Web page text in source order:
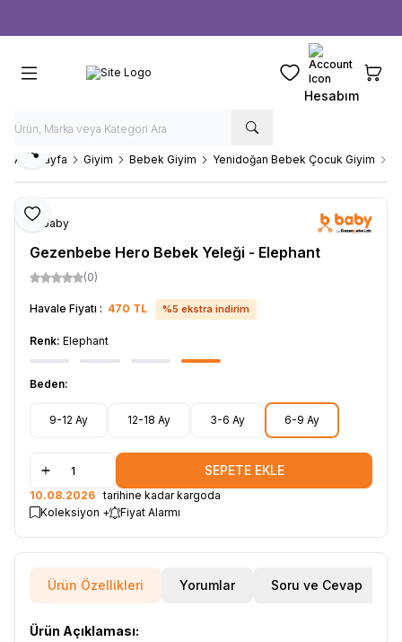
Favorilerim
Hesabım
Ana Sayfa Giyim Bebek Giyim Yenidoğan Bebek Çocuk Giyim
Favoriye Ekle
Paylaş
b-baby
Gezenbebe Hero Bebek Yeleği - Elephant
(0)
Havale Fiyatı : 470 TL %5 ekstra indirim
Renk: Elephant
Beden:
9-12 Ay 12-18 Ay 3-6 Ay 6-9 Ay
SEPETE EKLE
10.08.2026 tarihine kadar kargoda
Koleksiyon +
Fiyat Alarmı
Ürün Özellikleri Yorumlar Soru ve Cevap
Ürün Açıklaması: